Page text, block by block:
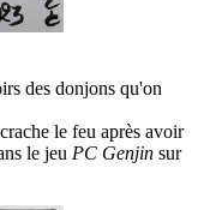
des donjons qu'on
le feu après avoir
le jeu PC Genjin sur